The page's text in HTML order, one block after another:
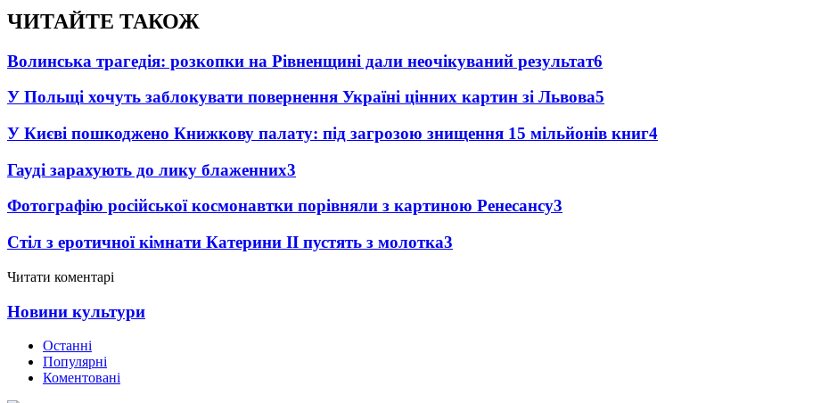
ЧИТАЙТЕ ТАКОЖ
Волинська трагедія: розкопки на Рівненщині дали неочікуваний результат6
У Польщі хочуть заблокувати повернення Україні цінних картин зі Львова5
У Києві пошкоджено Книжкову палату: під загрозою знищення 15 мільйонів книг4
Гауді зарахують до лику блаженних3
Фотографію російської космонавтки порівняли з картиною Ренесансу3
Стіл з еротичної кімнати Катерини II пустять з молотка3
Читати коментарі
Новини культури
Останні
Популярні
Коментовані